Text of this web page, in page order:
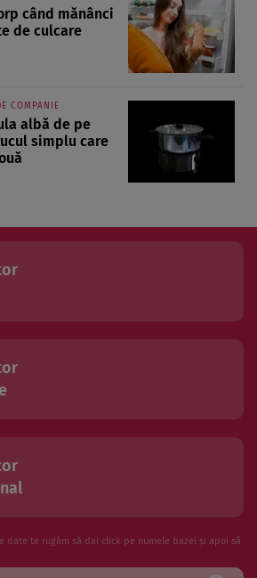
când mănânci
de culcare
COMPANIE
albă de pe
simplu care
date te rugăm să dai click pe numele bazei și apoi să